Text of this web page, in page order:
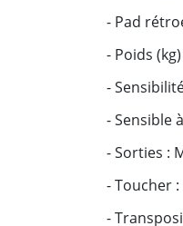
- Pad
- Poids
-
- Sensible
- Sorties :
- Toucher
-